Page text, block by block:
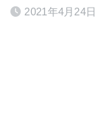
2021年4月24日